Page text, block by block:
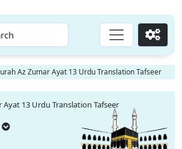
Go
Az Zumar Ayat 13 Urdu Translation Tafseer
Ayat 13 Urdu Translation Tafseer